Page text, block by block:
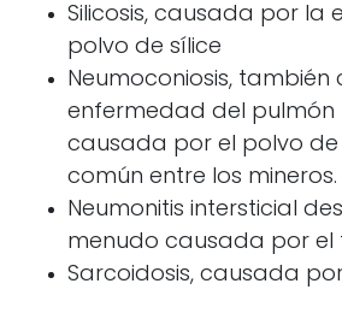
Silicosis, causada por la
polvo de sílice
Neumoconiosis,
enfermedad del pulmón
causada por el polvo
común entre los mineros.
Neumonitis intersticial
menudo causada por el
Sarcoidosis, causada